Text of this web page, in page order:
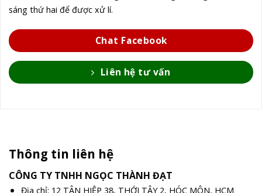
sáng thứ hai để được xử lí.
Chat Facebook
Liên hệ tư vấn
Thông tin liên hệ
CÔNG TY TNHH NGỌC THÀNH ĐẠT
Địa chỉ: 12 TÂN HIỆP 38, THỚI TÂY 2, HÓC MÔN, HCM